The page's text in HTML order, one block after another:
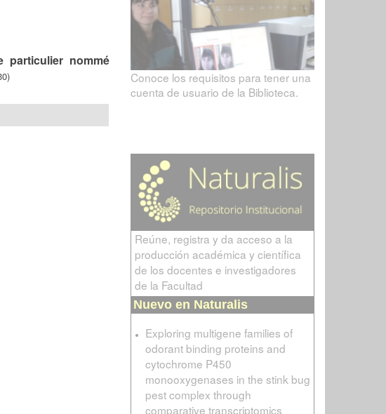
particulier nommé
Conoce los requisitos para tener una
cuenta de usuario de la Biblioteca.
Reúne, registra y da acceso a la
producción académica y científica
de los docentes e investigadores
de la Facultad
Nuevo en Naturalis
Exploring multigene families of
odorant binding proteins and
cytochrome P450
monooxygenases in the stink bug
pest complex through
comparative transcriptomics